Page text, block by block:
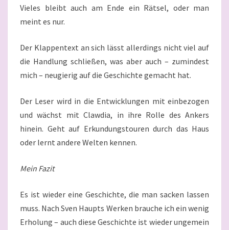
Vieles bleibt auch am Ende ein Rätsel, oder man
meint es nur.
Der Klappentext an sich lässt allerdings nicht viel auf
die Handlung schließen, was aber auch – zumindest
mich – neugierig auf die Geschichte gemacht hat.
Der Leser wird in die Entwicklungen mit einbezogen
und wächst mit Clawdia, in ihre Rolle des Ankers
hinein. Geht auf Erkundungstouren durch das Haus
oder lernt andere Welten kennen.
Mein Fazit
Es ist wieder eine Geschichte, die man sacken lassen
muss. Nach Sven Haupts Werken brauche ich ein wenig
Erholung – auch diese Geschichte ist wieder ungemein